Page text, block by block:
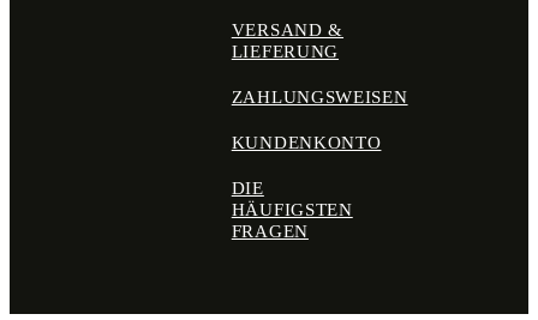
VERSAND &
LIEFERUNG
ZAHLUNGSWEISEN
KUNDENKONTO
DIE
HÄUFIGSTEN
FRAGEN